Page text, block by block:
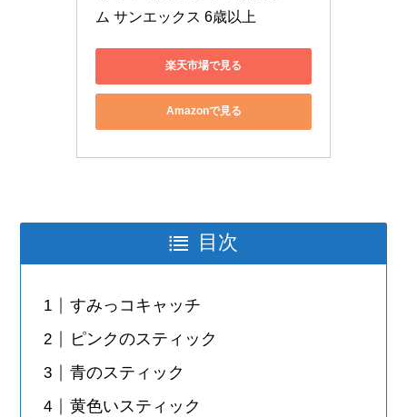
ム サンエックス 6歳以上
楽天市場で見る
Amazonで見る
目次
すみっコキャッチ
ピンクのスティック
青のスティック
黄色いスティック